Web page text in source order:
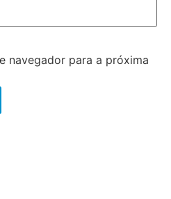
navegador para a próxima